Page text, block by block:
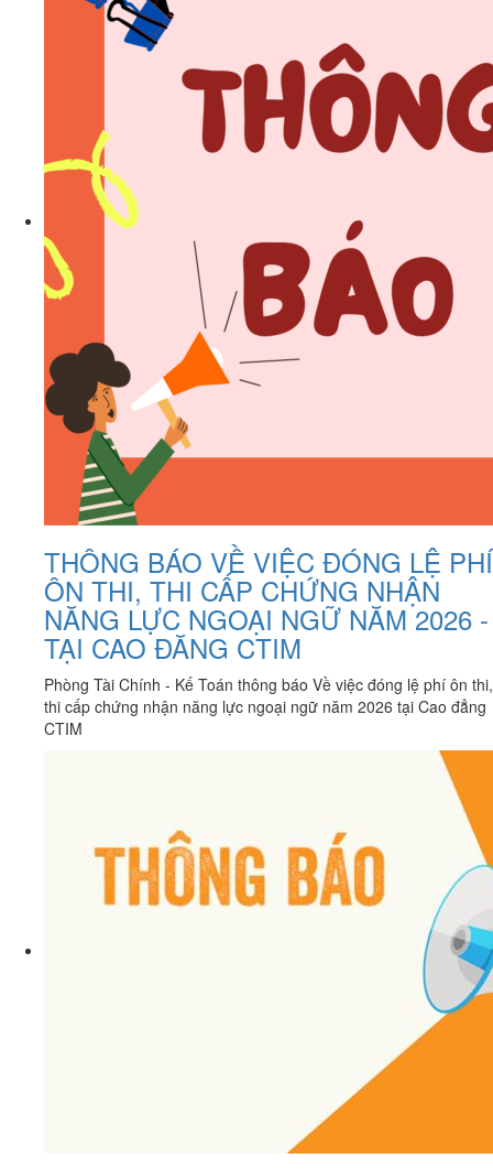
THÔNG BÁO VỀ VIỆC ĐÓNG LỆ PHÍ
ÔN THI, THI CẤP CHỨNG NHẬN
NĂNG LỰC NGOẠI NGỮ NĂM 2026 -
TẠI CAO ĐĂNG CTIM
Phòng Tài Chính - Kế Toán thông báo Về việc đóng lệ phí ôn thi,
thi cấp chứng nhận năng lực ngoại ngữ năm 2026 tại Cao đẳng
CTIM